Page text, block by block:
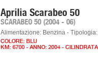
Aprilia Scarabeo 50
SCARABEO 50 (2004 - 06)
Alimentazione: Benzina -
COLORE: BLU
KM: 6700 - ANNO: 2004 -